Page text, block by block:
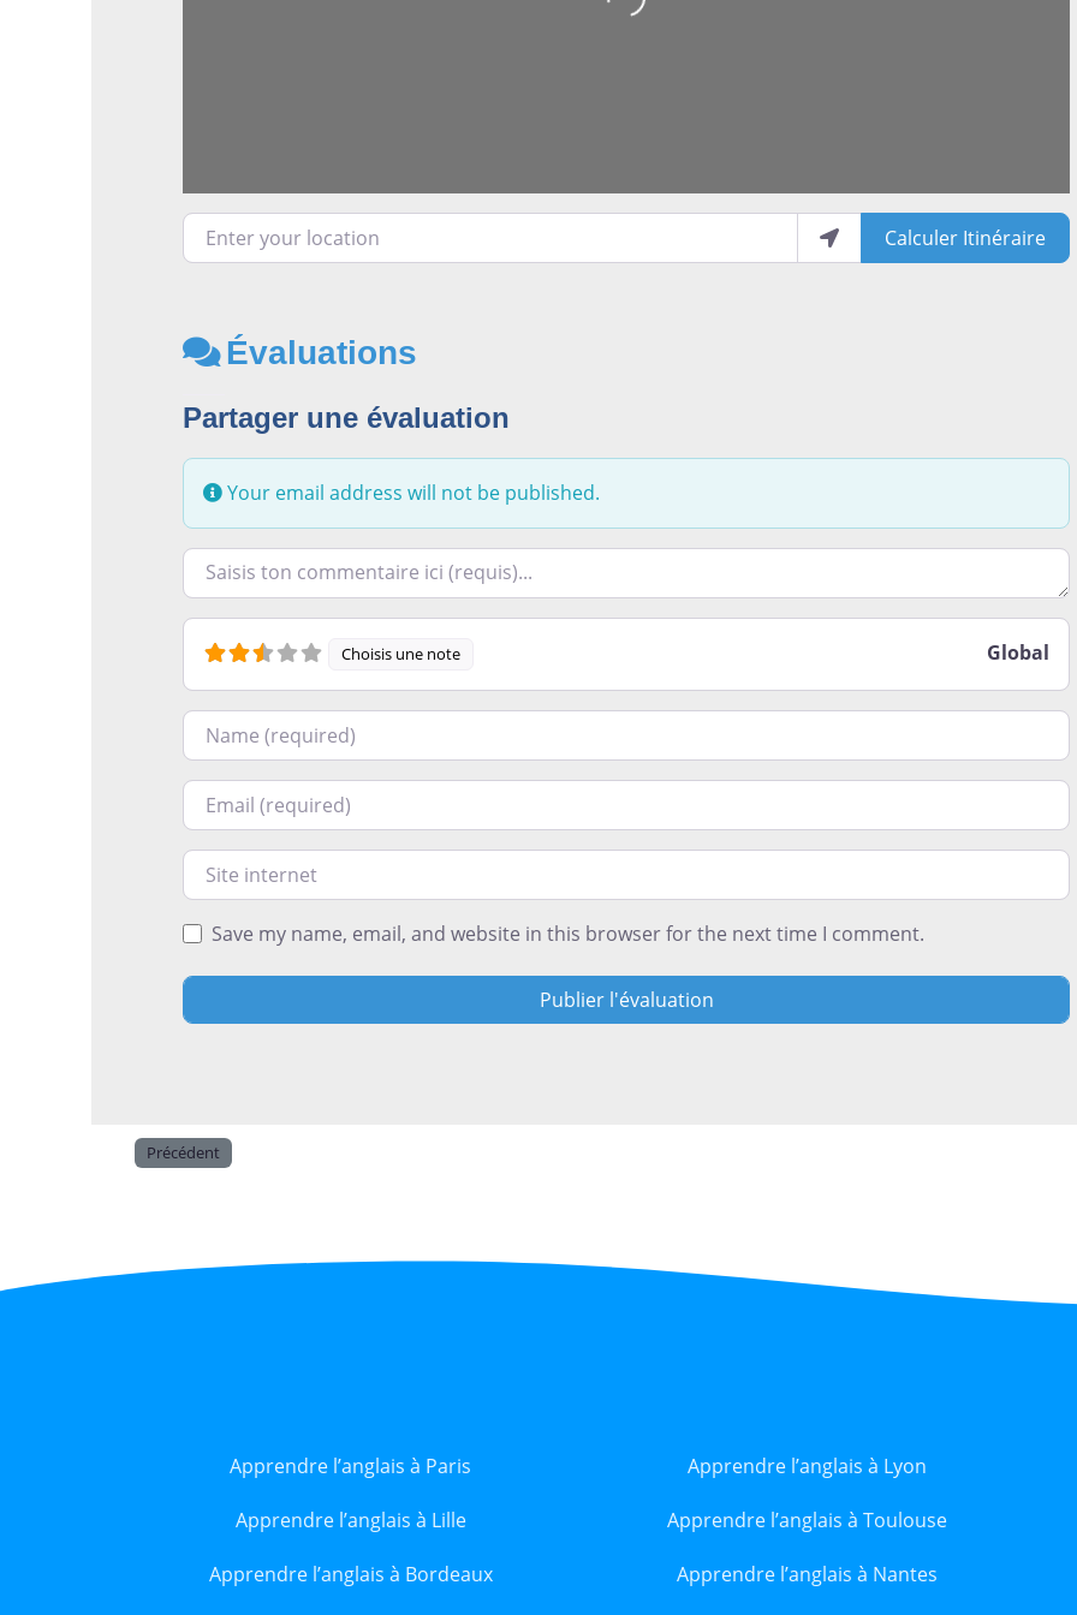
Enter your location Calculer Itinéraire
Évaluations
Partager une évaluation
Your email address will not be published.
Racontez-nous ce que vous avez le plus et le moins aimé lors de votre expérience de vie ici.
Choisis une note Global
Nom
Courriel
Site internet
Save my name, email, and website in this browser for the next time I comment.
Précédent
Apprendre l’anglais à Paris Apprendre l’anglais à Lyon
Apprendre l’anglais à Lille Apprendre l’anglais à Toulouse
Apprendre l’anglais à Bordeaux Apprendre l’anglais à Nantes